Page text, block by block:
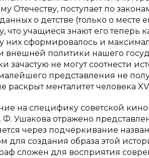
Отечеству, поступает по
о детстве (только о
что учащиеся знают его теперь
них сформировалось и
политики нашего
зачастую не могут соотнести
представления не
раскрыт менталитет человека
на специфику советской
Ф. Ушакова отражено
через подчёркивание
для создания образа этой
сложен для восприятия